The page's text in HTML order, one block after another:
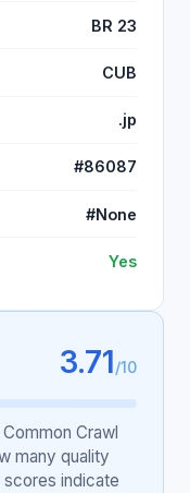
BR 23
CUB
.jp
#86087
#None
Yes
3.71/10
Crawl
many quality
indicate